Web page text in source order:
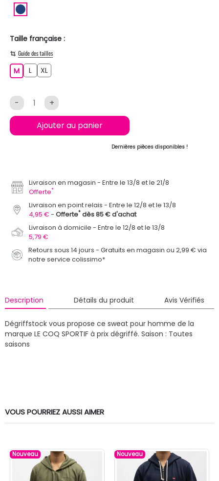
Taille française :
Guide des tailles
MM L XL
- +
Ajouter au panier
Dernières pièces disponibles !
Livraison en magasin
Entre le 13/8 et le 21/8
Offerte*
Livraison en point relais
Entre le 12/8 et le 13/8
4,95 €
Offerte* dès 85 € d'achat
Livraison à domicile
Entre le 12/8 et le 13/8
5,79 €
Retours sous 14 jours - Gratuits en magasin ou 2,99 € via
notre service colissimo*
Description Détails du produit Avis Vérifiés
Dégriffstock vous propose ce sweat pour homme de la
marque LE COQ SPORTIF à prix dégriffé. Saison : Toutes
saisons
VOUS POURRIEZ AUSSI AIMER
Nouveau Nouveau